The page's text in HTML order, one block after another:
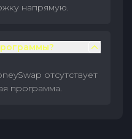
напрямую.
отсутствует
программа.